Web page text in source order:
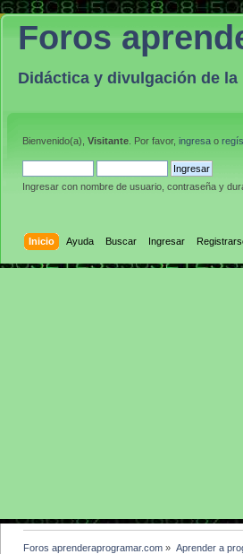
Foros
Didáctica y divulgación de
Bienvenido(a), Visitante . Por favor, ingresa o
Ingresar con nombre de usuario, contraseña y
Inicio Ayuda Buscar Ingresar
Foros aprenderaprogramar.com » Aprender a